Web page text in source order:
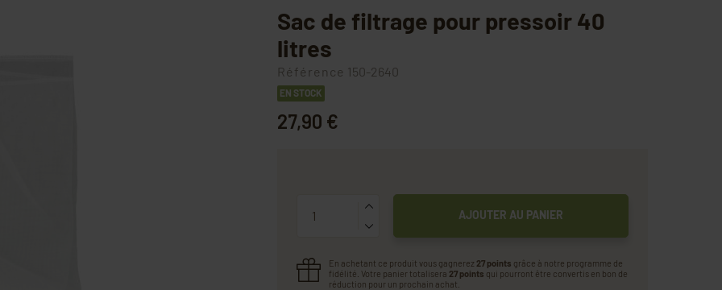
Sac de filtrage pour pressoir 40
litres
Référence 150-2640
EN STOCK
27,90 €
AJOUTER AU PANIER
En achetant ce produit vous gagnerez 27 points grâce à notre programme de
fidélité. Votre panier totalisera 27 points qui pourront être convertis en bon de
réduction pour un prochain achat.